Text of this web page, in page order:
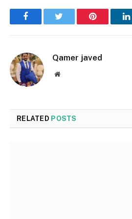
FacebookTwitter Pinterest
Qamer javed
Website
RELATED POSTS